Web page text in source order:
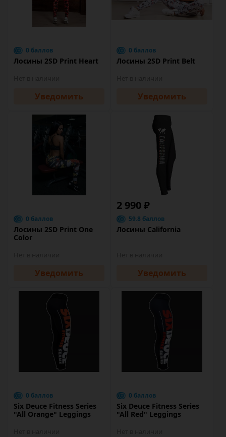
0 баллов
Лосины 2SD Print Heart
Уведомить
0 баллов
Лосины 2SD Print Belt
Уведомить
0 баллов
Лосины 2SD Print One
Color
Уведомить
2 990 ₽
59.8 баллов
Лосины California
Уведомить
0 баллов
Six Deuce Fitness Series
"All Orange" Leggings
0 баллов
Six Deuce Fitness Series
"All Red" Leggings